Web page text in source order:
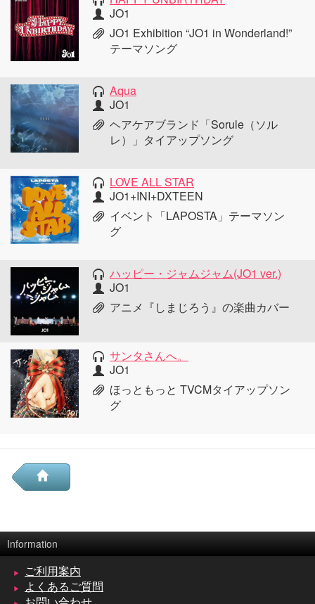
JO1
JO1 Exhibition “JO1 in Wonderland!”
テーマソング
Aqua
JO1
ヘアケアブランド「Sorule（ソル
レ）」タイアップソング
LOVE ALL STAR
JO1+INI+DXTEEN
イベント「LAPOSTA」テーマソン
グ
ハッピー・ジャムジャム(JO1 ver.)
JO1
アニメ『しまじろう』の楽曲カバー
サンタさんへ。
JO1
ほっともっと TVCMタイアップソン
グ
Information
ご利用案内
よくあるご質問